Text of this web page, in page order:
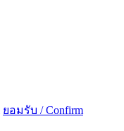
ยอมรับ / Confirm